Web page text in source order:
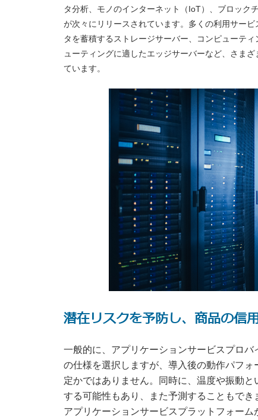
タ分析、モノのインターネット（IoT）、ブロック
が次々にリリースされています。多くの利用サー
タを蓄積するストレージサーバー、コンピューテ
ューティングに適したエッジサーバーなど、さま
ています。
潜在リスクを予防し、商品の信
一般的に、アプリケーションサービスプロ
の仕様を選択しますが、導入後の動作パフ
定かではありません。同時に、温度や振動
する可能性もあり、また予測することもでき
アプリケーションサービスプラットフォー